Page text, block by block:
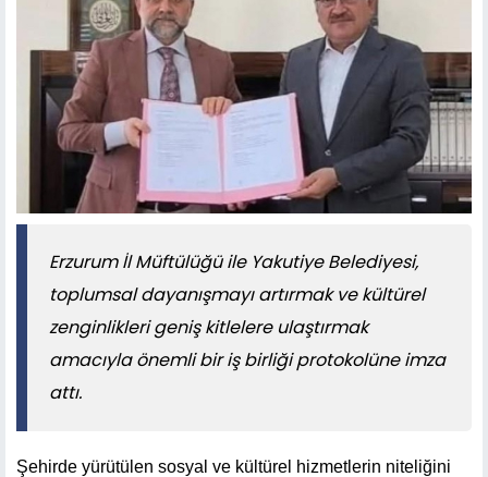
Erzurum İl Müftülüğü ile Yakutiye Belediyesi,
toplumsal dayanışmayı artırmak ve kültürel
zenginlikleri geniş kitlelere ulaştırmak
amacıyla önemli bir iş birliği protokolüne imza
attı.
Şehirde yürütülen sosyal ve kültürel hizmetlerin niteliğini